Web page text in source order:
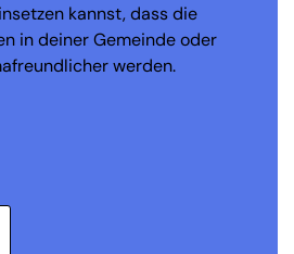
kannst, dass die
in deiner Gemeinde oder
werden.